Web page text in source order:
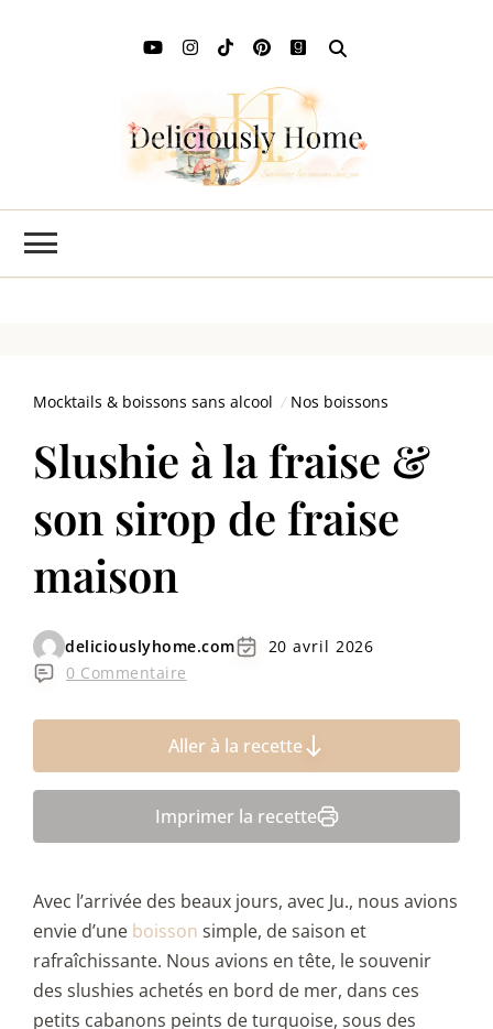
Mocktails & boissons sans alcool Nos boissons
Slushie à la fraise &
son sirop de fraise
maison
deliciouslyhome.com
20 avril 2026
0 Commentaire
Aller à la recette
Imprimer la recette
Avec l’arrivée des beaux jours, avec Ju., nous avions
envie d’une boisson simple, de saison et
rafraîchissante. Nous avions en tête, le souvenir
des slushies achetés en bord de mer, dans ces
petits cabanons peints de turquoise, sous des